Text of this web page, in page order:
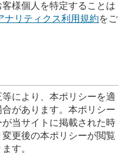
様個人を特定することは
ナリティクス利用規約をご
により、本ポリシーを適
があります。本ポリシー
当サイトに掲載された時
更後の本ポリシーが閲覧
す。